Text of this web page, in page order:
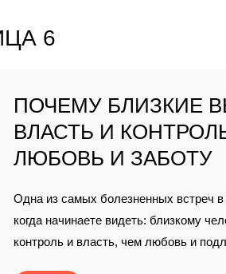
6
ПОЧЕМУ БЛИЗКИЕ
ВЛАСТЬ И
ЛЮБОВЬ И ЗАБОТУ
Одна из самых болезненных встреч
когда начинаете видеть: близкому
контроль и власть, чем любовь и